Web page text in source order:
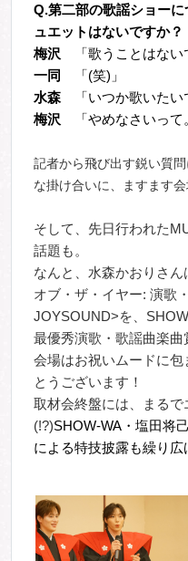
Q.第二部の歌謡ショー
ュエットはないですか？
梅沢 「歌うことはない
一同
「(笑)」
水森 「いつか歌いたい
梅沢 「やめなさいって
記者から飛び出す鋭い質
な掛け合いに、ますます
そして、先日行われた
話題も。
なんと、水森かおりさん
オブ・ザ・イヤー: 演歌
JOYSOUND>を、
最優秀演歌・歌謡曲楽曲
会場はお祝いムードに
とうございます！
取材会終盤には、まる
(!?)SHOW-WA ・塩田将
による特技披露も繰り広